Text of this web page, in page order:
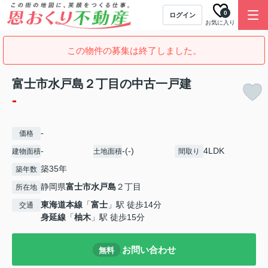
ログイン
お気に入り
0
この物件の募集は終了しました。
富士市水戸島２丁目の中古一戸建
-
価格 -
建物面積- 土地面積-(-) 間取り 4LDK
築年数 築35年
所在地 静岡県富士市水戸島 ２丁目
交通 東海道本線 「富士 」駅 徒歩14分
身延線 「柚木 」駅 徒歩15分
無料 お問い合わせ